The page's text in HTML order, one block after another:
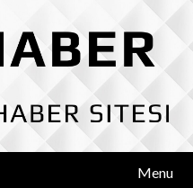
Menu